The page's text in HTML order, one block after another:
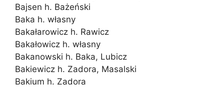
Bajsen h. Bażeński
Baka h. własny
Bakałarowicz h. Rawicz
Bakałowicz h. własny
Bakanowski h. Baka, Lubicz
Bakiewicz h. Zadora, Masalski
Bakium h. Zadora